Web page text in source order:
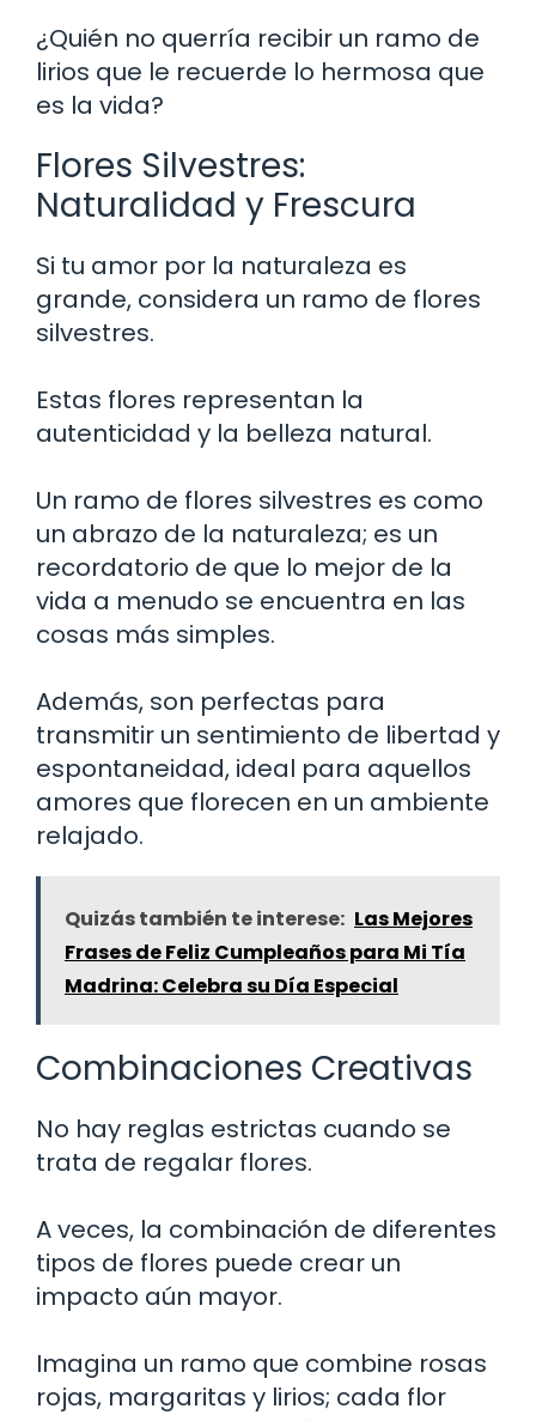
¿Quién no querría recibir un ramo de
lirios que le recuerde lo hermosa que
es la vida?
Flores Silvestres:
Naturalidad y Frescura
Si tu amor por la naturaleza es
grande, considera un ramo de flores
silvestres.
Estas flores representan la
autenticidad y la belleza natural.
Un ramo de flores silvestres es como
un abrazo de la naturaleza; es un
recordatorio de que lo mejor de la
vida a menudo se encuentra en las
cosas más simples.
Además, son perfectas para
transmitir un sentimiento de libertad y
espontaneidad, ideal para aquellos
amores que florecen en un ambiente
relajado.
Quizás también te interese: Las Mejores
Frases de Feliz Cumpleaños para Mi Tía
Madrina: Celebra su Día Especial
Combinaciones Creativas
No hay reglas estrictas cuando se
trata de regalar flores.
A veces, la combinación de diferentes
tipos de flores puede crear un
impacto aún mayor.
Imagina un ramo que combine rosas
rojas, margaritas y lirios; cada flor